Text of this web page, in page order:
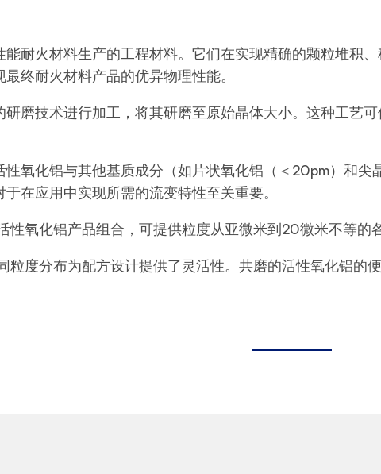
耐火材料生产的工程材料。它们在实现精确的颗粒堆积
终耐火材料产品的优异物理性能。
磨技术进行加工，将其研磨至原始晶体大小。这种工艺
氧化铝与其他基质成分（如片状氧化铝（＜20pm）和
在应用中实现所需的流变特性至关重要。
性氧化铝产品组合，可提供粒度从亚微米到20微米不等的
粒度分布为配方设计提供了灵活性。共磨的活性氧化铝的